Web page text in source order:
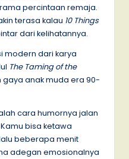
percintaan remaja.
terasa kalau 10 Things
dari kelihatannya.
modern dari karya
The Taming of the
gaya anak muda era 90-
cara humornya jalan
bisa ketawa
beberapa menit
adegan emosionalnya